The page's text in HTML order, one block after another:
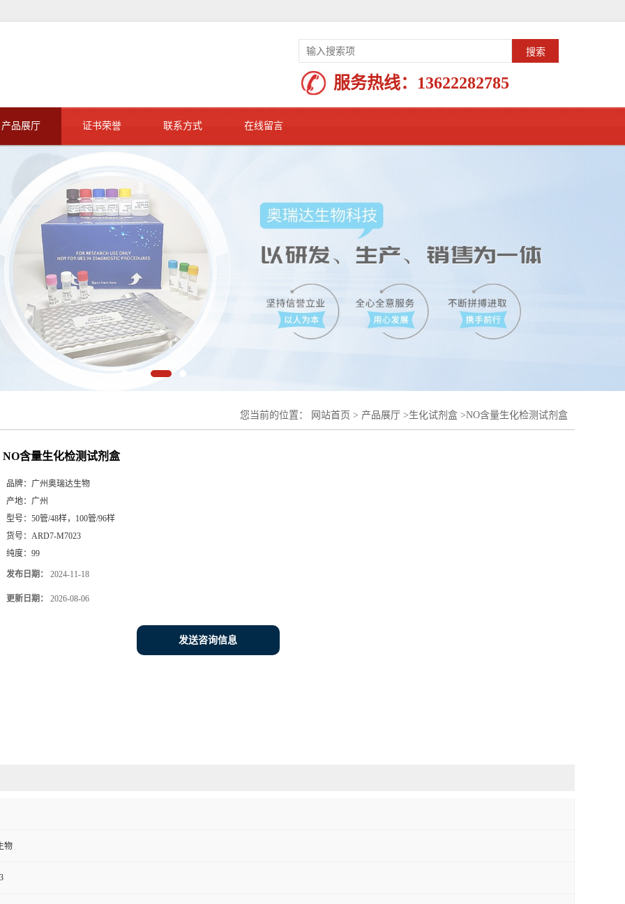
服务热线： 13622282785
产品展厅 证书荣誉 联系方式 在线留言
您当前的位置： 网站首页 > 产品展厅 >生化试剂盒 >NO含量生化检测试剂盒
NO含量生化检测试剂盒
品牌： 广州奥瑞达生物
产地： 广州
型号： 50管/48样，100管/96样
货号： ARD7-M7023
纯度： 99
发布日期： 2024-11-18
更新日期： 2026-08-06
发送咨询信息
物